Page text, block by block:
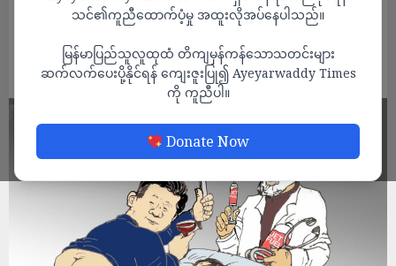
သင်၏ကူညီထောက်ပံ့မှု အထူးလိုအပ်နေပါသည်။
မြန်မာပြည်သူလူထုထံ တိကျမှန်ကန်သောသတင်းများ
ဆက်လက်ပေးပို့နိုင်ရန် ကျေးဇူးပြု၍ Ayeyarwaddy Times
ကို ကူညီပါ။
Donate Now
“လူမိုက်ကို အသက်ဆက်ပေးကြသည်”
ADMIN SEPTEMBER 23, 2024